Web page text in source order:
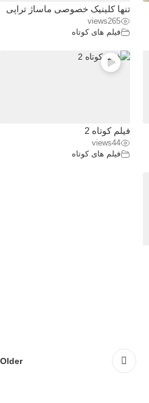
تنها کلینیک خصوصی ماساژ تراپی
265
views
فیلم های کوتاه
فیلم کوتاه 2
44
views
فیلم های کوتاه
Older